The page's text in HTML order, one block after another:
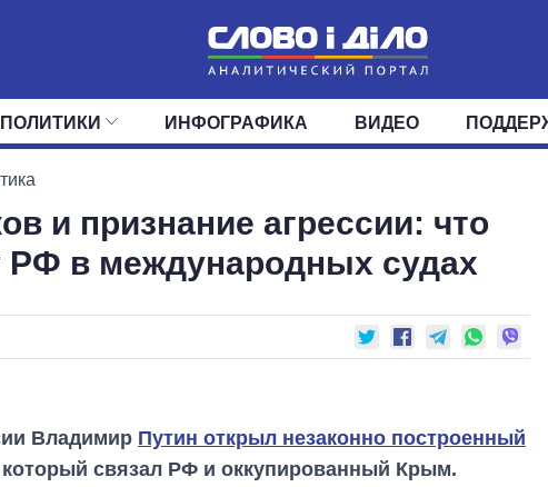
ПОЛИТИКА ЭКОНОМИКА ОБЩЕСТВО МИР
ПОЛИТИКИ
И ОФИС
ДЕПУТАТЫ КОМИТЕТЫ ФРАКЦИИ ОКРУГА
ИНФОГРАФИКА ВИДЕО
и признание агрессии: что
РФ в международных судах
Владимир Путин открыл незаконно построенный
который связал РФ и оккупированный Крым.